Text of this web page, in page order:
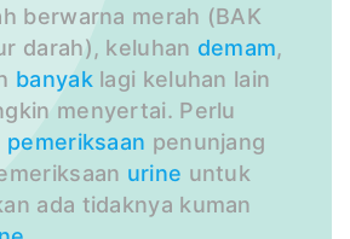
berwarna merah (BAK
darah), keluhan demam,
banyaklagi keluhan lain
menyertai. Perlu
pemeriksaan penunjang
urine untuk
ada tidaknya kuman